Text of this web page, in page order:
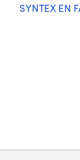
SYNTEX EN